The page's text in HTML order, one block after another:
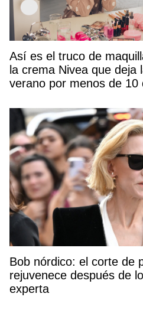
Así es el truco de
la crema Nivea que deja
verano por menos de 10
Bob nórdico: el corte de
rejuvenece después de
experta